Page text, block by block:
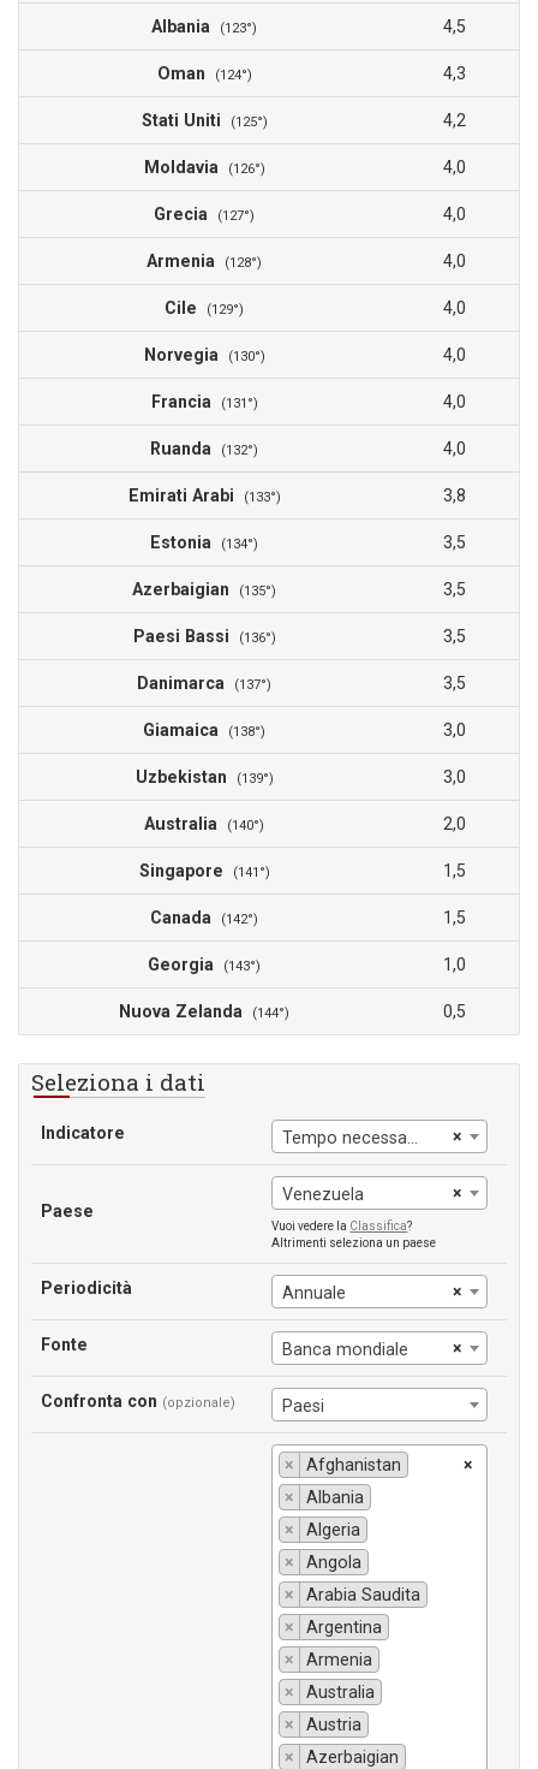
Albania (123°) 4,5
Oman (124°) 4,3
Stati Uniti (125°) 4,2
Moldavia (126°) 4,0
Grecia (127°) 4,0
Armenia (128°) 4,0
Cile (129°) 4,0
Norvegia (130°) 4,0
Francia (131°) 4,0
Ruanda (132°) 4,0
Emirati Arabi (133°) 3,8
Estonia (134°) 3,5
Azerbaigian (135°) 3,5
Paesi Bassi (136°) 3,5
Danimarca (137°) 3,5
Giamaica (138°) 3,0
Uzbekistan (139°) 3,0
Australia (140°) 2,0
Singapore (141°) 1,5
Canada (142°) 1,5
Georgia (143°) 1,0
Nuova Zelanda (144°) 0,5
Seleziona i dati
Indicatore ×
Tempo necessario per avviare un'impresa
Paese
×
Venezuela
Vuoi vedere la Classifica?
Altrimenti seleziona un paese
Periodicità ×
Annuale
Fonte ×
Banca mondiale
Confronta con (opzionale) Paesi
×
×
Afghanistan
×
Albania
×
Algeria
×
Angola
×
Arabia Saudita
×
Argentina
×
Armenia
×
Australia
×
Austria
×
Azerbaigian